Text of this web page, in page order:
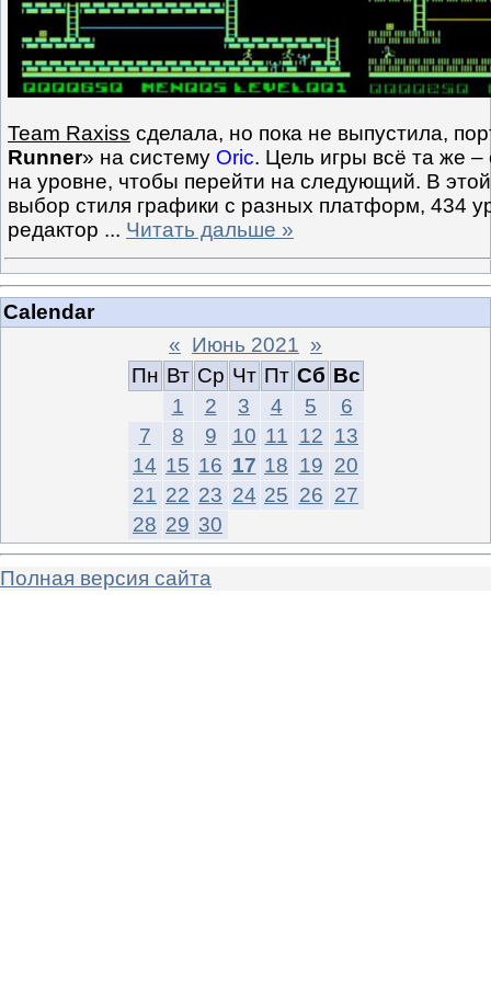
Team Raxiss сделала, но пока не выпустила,
Runner» на систему Oric. Цель игры всё та же –
на уровне, чтобы перейти на следующий. В
выбор стиля графики с разных платформ, 434
редактор ... Читать дальше »
Calendar
« Июнь 2021 »
Пн Вт Ср Чт Пт Сб Вс
1
2 3 4 5
6
7
8 9 10 11 12 13
14 15 16 17 18 19 20
21 22 23 24 25 26 27
28 29 30
Полная версия сайта